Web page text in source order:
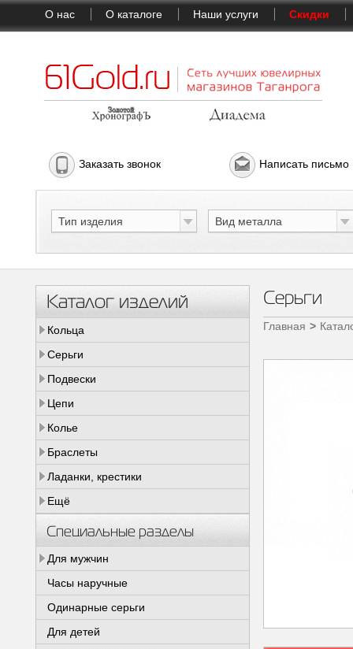
О нас О каталоге Наши услуги Скидки
Заказать звонок Написать письмо
Тип изделия Вид металла
Каталог изделий
Кольца
Серьги
Подвески
Цепи
Колье
Браслеты
Ладанки, крестики
Ещё
Специальные разделы
Для мужчин
Часы наручные
Одинарные серьги
Для детей
Серьги
Главная